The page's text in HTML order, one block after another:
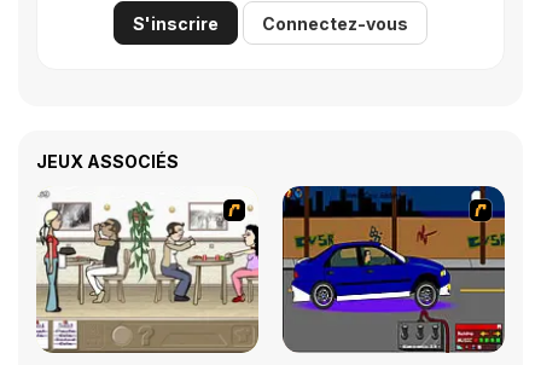
S'inscrire Connectez-vous
JEUX ASSOCIÉS